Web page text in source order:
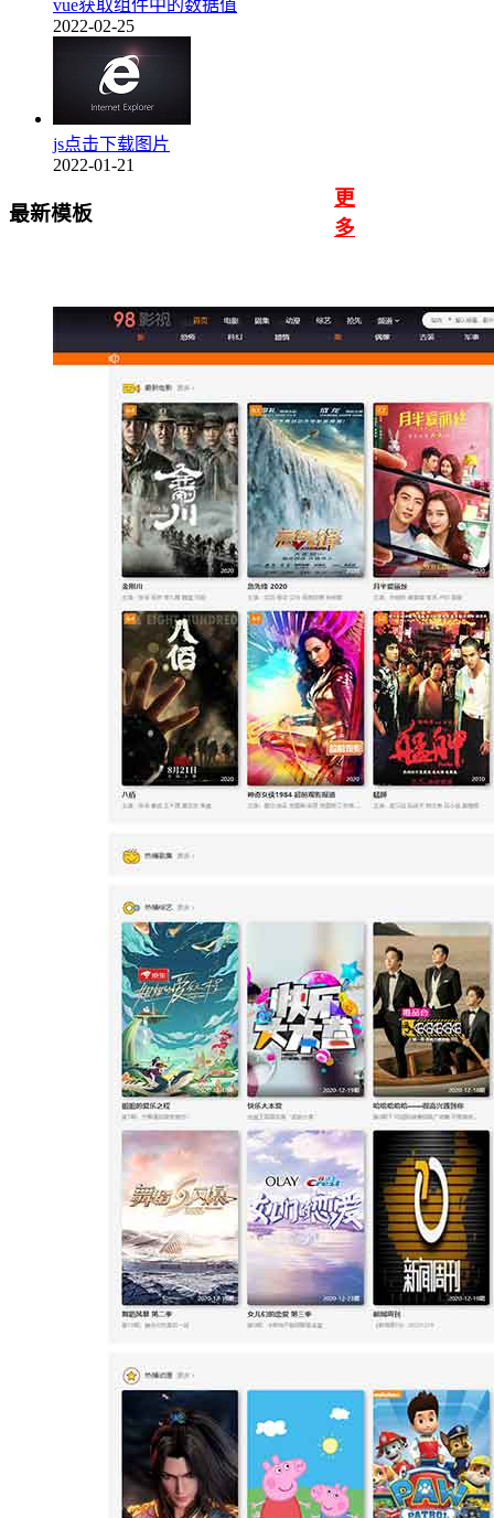
vue获取组件中的数据值
2022-02-25
js点击下载图片
2022-01-21
最新模板
更
多